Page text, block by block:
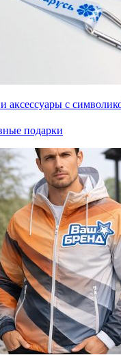
аксессуары с
подарки